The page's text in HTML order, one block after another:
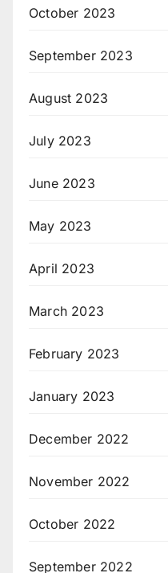
October 2023
September 2023
August 2023
July 2023
June 2023
May 2023
April 2023
March 2023
February 2023
January 2023
December 2022
November 2022
October 2022
September 2022